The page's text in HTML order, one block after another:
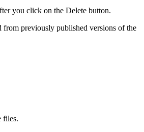
you click on the Delete button.
previously published versions of the
files.